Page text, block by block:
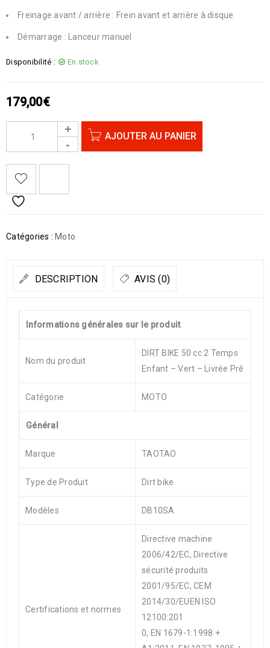
Freinage avant / arrière : Frein avant et arrière à disque
Démarrage : Lanceur manuel
Disponibilité : En stock
179,00€
AJOUTER AU PANIER
Catégories : Moto
DESCRIPTION AVIS (0)
Informations générales sur le produit
Nom du produit
DIRT BIKE 50 cc 2 Temps
Enfant – Vert – Livrée Prê
Catégorie MOTO
Général
Marque TAOTAO
Type de Produit Dirt bike
Modèles DB10SA
Certifications et normes
Directive machine
2006/42/EC, Directive
sécurité produits
2001/95/EC, CEM
2014/30/EUEN ISO
12100:201
0, EN 1679-1:1998 +